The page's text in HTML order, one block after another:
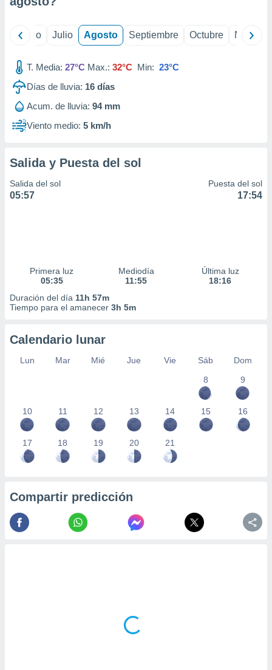
mediante
publicidad
publicidad
1199
Junio Julio Agosto Septiembre Octubre
T. Media: 27°C Max.: 32°C Min: 23°C
Días de lluvia: 16 días
Acum. de lluvia: 94 mm
Viento medio: 5 km/h
Salida y Puesta del sol
Salida del sol
05:57
Puesta del sol
17:54
Primera luz
05:35
Mediodía
11:55
Última luz
18:16
Duración del día 11h 57m
Tiempo para el amanecer 3h 5m
Calendario lunar
Lun Mar Mié Jue Vie Sáb
Dom
8
9
10 11 12 13 14 15 16
17 18 19 20 21
Compartir predicción